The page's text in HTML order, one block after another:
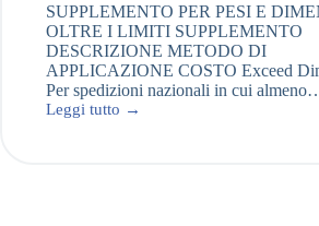
SUPPLEMENTO PER PESI E
OLTRE I LIMITI SUPPLEMENTO
DESCRIZIONE METODO DI
APPLICAZIONE COSTO Exceed
Per spedizioni nazionali in cui
Leggi tutto →